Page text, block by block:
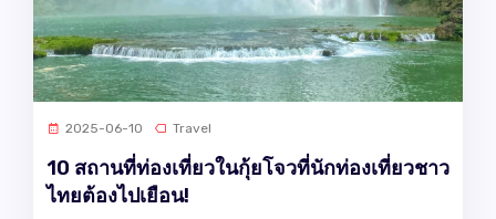
2025-06-10 Travel
10 สถานที่ท่องเที่ยวในกุ้ยโจวที่นักท่องเที่ยวชาว
ไทยต้องไปเยือน!